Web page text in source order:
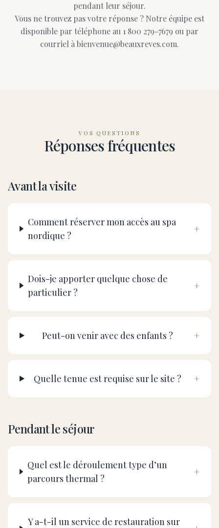
pendant leur séjour.
Vous ne trouvez pas votre réponse ? Notre équipe est
disponible par téléphone au 1 800 279-7679 ou par
courriel à bienvenue@beauxreves.com.
VOS QUESTIONS
Réponses fréquentes
Avant la visite
Comment réserver mon accès au spa
nordique ?
+
Dois-je apporter quelque chose de
particulier ?
+
Peut-on venir avec des enfants ? +
Quelle tenue est requise sur le site ? +
Pendant le séjour
Quel est le déroulement type d’un
parcours thermal ?
+
Y a-t-il un service de restauration sur